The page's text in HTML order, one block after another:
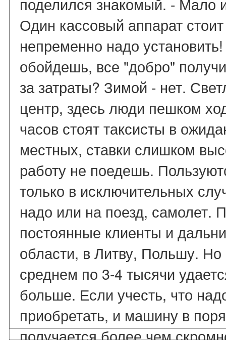
Один кассовый аппарат
непременно надо
обойдешь, все "добро"
за затраты? Зимой - нет.
центр, здесь люди пешком
часов стоят таксисты в
местных, ставки слишком
работу не поедешь.
только в исключительных
надо или на поезд, самолет.
постоянные клиенты и
области, в Литву, Польшу.
среднем по 3-4 тысячи
больше. Если учесть, что
приобретать, и машину в